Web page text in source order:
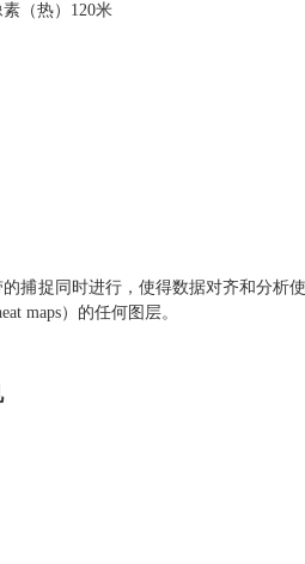
（热）120米
捕捉同时进行，使得数据对齐和分析
maps）的任何图层。